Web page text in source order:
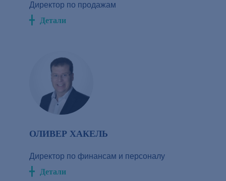
Директор по продажам
Детали
ОЛИВЕР ХАКЕЛЬ
Директор по финансам и персоналу
Детали